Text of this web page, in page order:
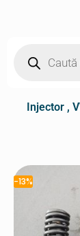
Injector ,
-13%